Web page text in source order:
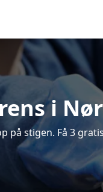
i
på stigen. Få 3